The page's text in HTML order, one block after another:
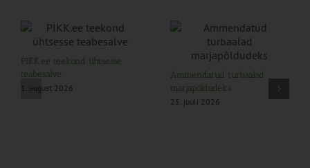
PIKK.ee teekond ühtsesse
teabesalve
1. august 2026
Ammendatud turbaalad
marjapõldudeks
25. juuli 2026